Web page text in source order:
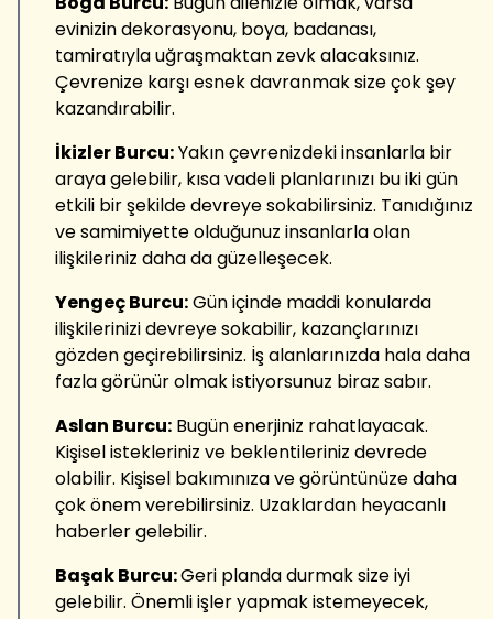
evinizin dekorasyonu, boya, badanası,
tamiratıyla uğraşmaktan zevk alacaksınız.
Çevrenize karşı esnek davranmak size çok şey
kazandırabilir.
İkizler Burcu:Yakın çevrenizdeki insanlarla bir
araya gelebilir, kısa vadeli planlarınızı bu iki gün
etkili bir şekilde devreye sokabilirsiniz. Tanıdığınız
ve samimiyette olduğunuz insanlarla olan
ilişkileriniz daha da güzelleşecek.
Yengeç Burcu:Gün içinde maddi konularda
ilişkilerinizi devreye sokabilir, kazançlarınızı
gözden geçirebilirsiniz. İş alanlarınızda hala daha
fazla görünür olmak istiyorsunuz biraz sabır.
Aslan Burcu: Bugün enerjiniz rahatlayacak.
Kişisel istekleriniz ve beklentileriniz devrede
olabilir. Kişisel bakımınıza ve görüntünüze daha
çok önem verebilirsiniz. Uzaklardan heyacanlı
haberler gelebilir.
Başak Burcu:Geri planda durmak size iyi
gelebilir. Önemli işler yapmak istemeyecek,